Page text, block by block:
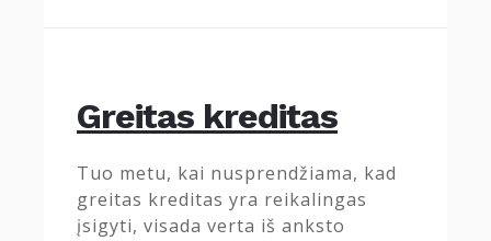
Greitas kreditas
Tuo metu, kai nusprendžiama, kad
greitas kreditas yra reikalingas
įsigyti, visada verta iš anksto